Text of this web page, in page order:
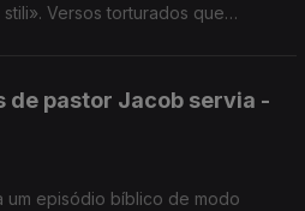
Versos torturados que
de pastor Jacob servia -
um episódio bíblico de modo